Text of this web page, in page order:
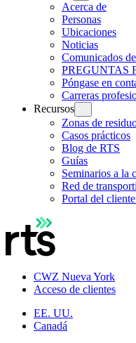
Acerca de
Personas
Ubicaciones
Noticias
Comunicados
PREGUNTAS
Póngase en
Carreras
Recursos
Zonas de
Casos prácticos
Blog de RTS
Guías
Seminarios a la
Red de
Portal del
CWZ Nueva York
Acceso de clientes
EE. UU.
Canadá